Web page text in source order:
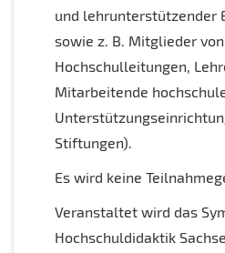
und lehrunterstützender
sowie z. B. Mitglieder von
Hochschulleitungen,
Mitarbeitende
Stiftungen).
Es wird keine
Veranstaltet wird das
Hochschuldidaktik